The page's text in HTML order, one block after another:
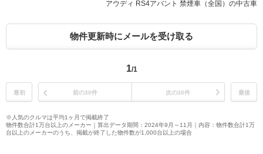
アウディ RS4アバント 禁煙車（全国）の中古車
物件更新時にメールを受け取る
1/1
最初 前の30件 次の30件 最後
※人気のクルマは平均1ヶ月で掲載終了
物件数合計1万台以上のメーカー｜算出データ期間：2024年9月～11月｜内容：物件数合計1万
台以上のメーカーのうち、掲載が終了した物件数が1,000台以上の場合